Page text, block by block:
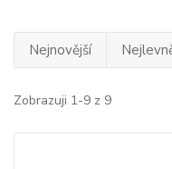
Nejnovější
Zobrazuji 1-9 z 9